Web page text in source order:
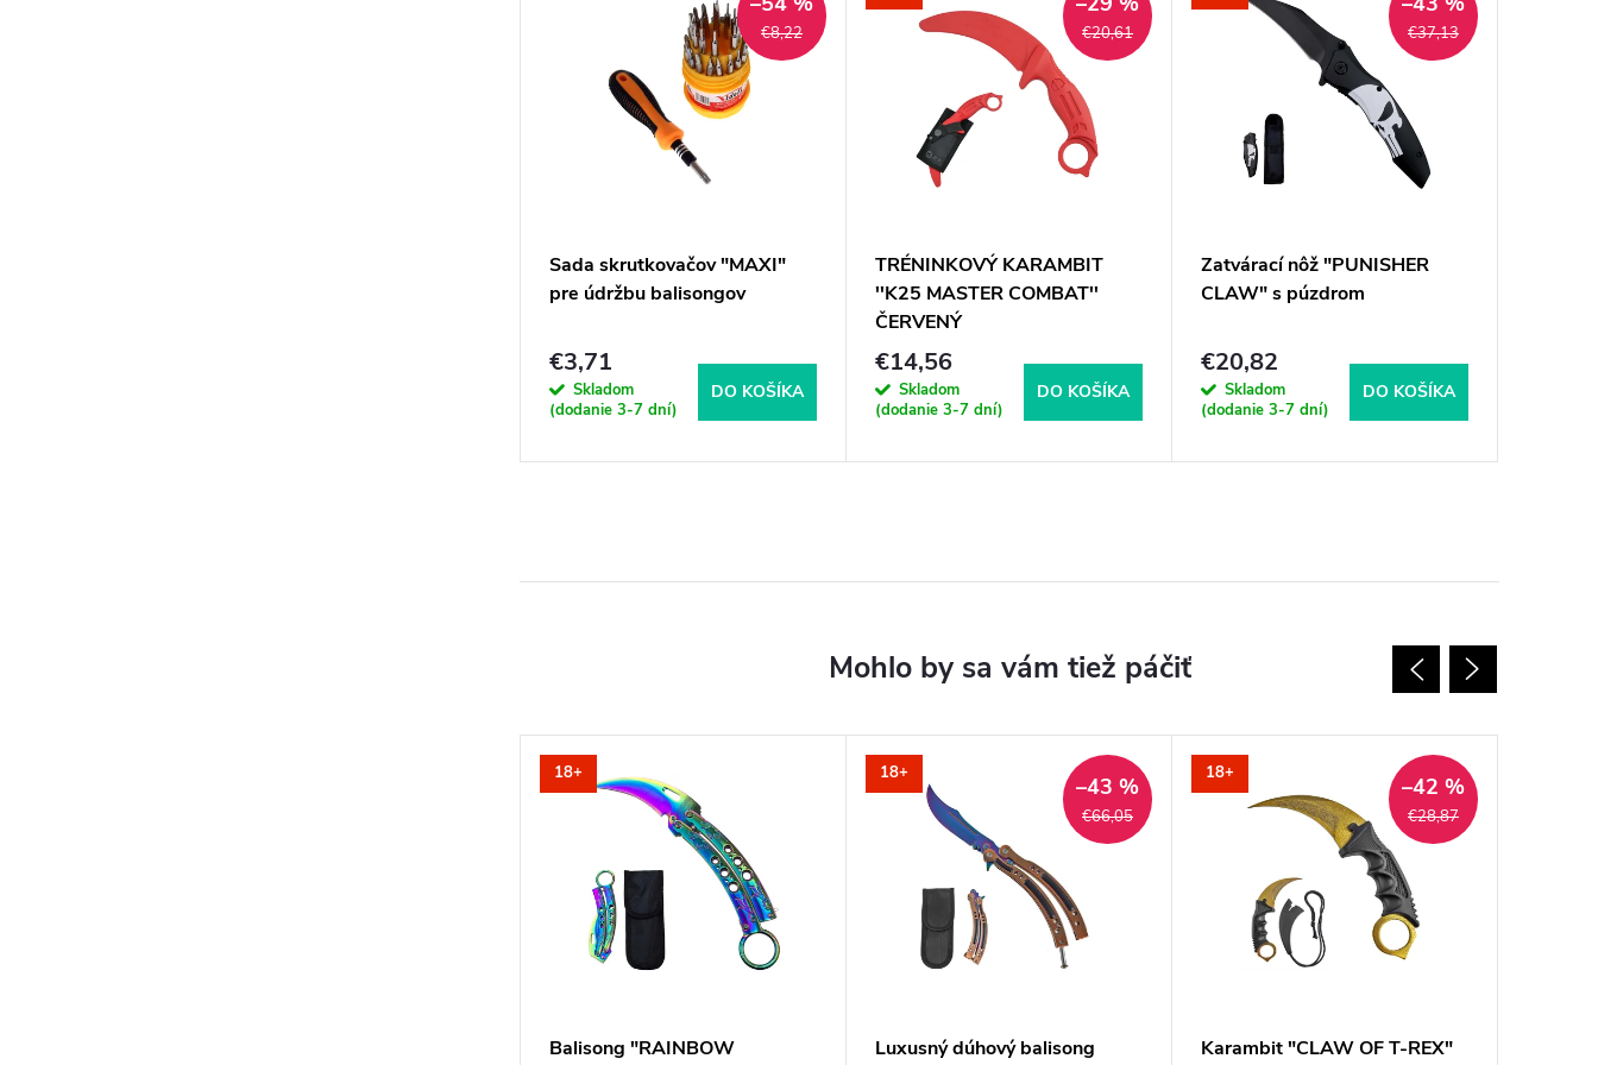
€8,22
Sada skrutkovačov "MAXI"
pre údržbu balisongov
€3,71
Skladom
(dodanie 3-7 dní)
DO KOŠÍKA
€20,61
TRÉNINKOVÝ KARAMBIT
''K25 MASTER COMBAT''
ČERVENÝ
€14,56
Skladom
(dodanie 3-7 dní)
DO KOŠÍKA
€37,13
Zatvárací nôž "PUNISHER
CLAW" s púzdrom
€20,82
Skladom
(dodanie 3-7 dní)
DO KOŠÍKA
18+
Balisong "RAINBOW
18+
€66,05
–43 %
Luxusný dúhový balisong
18+
€28,87
–42 %
Karambit "CLAW OF T-REX"